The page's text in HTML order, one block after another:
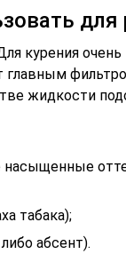
для
курения
главным
жидкости
насыщенные
табака);
абсент).